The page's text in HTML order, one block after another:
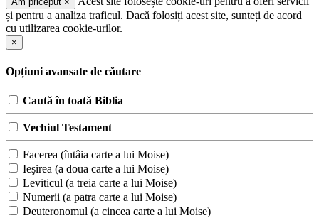
și pentru a analiza traficul. Dacă folosiți acest site, sunteți de acord
cu utilizarea cookie-urilor.
×
Opțiuni avansate de căutare
Caută în toată Biblia
Vechiul Testament
Facerea (întâia carte a lui Moise)
Ieşirea (a doua carte a lui Moise)
Leviticul (a treia carte a lui Moise)
Numerii (a patra carte a lui Moise)
Deuteronomul (a cincea carte a lui Moise)